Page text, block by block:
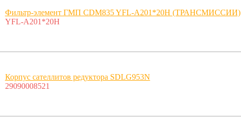
Фильтр-элемент ГМП CDM835 YFL-A201*20H (ТРАНСМИССИИ)
YFL-A201*20H
Корпус сателлитов редуктора SDLG953N
29090008521